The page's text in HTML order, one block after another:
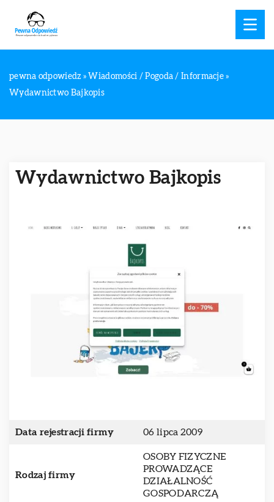
pewna odpowiedz » Wiadomości / Pogoda / Informacje »
Wydawnictwo Bajkopis
Wydawnictwo Bajkopis
Data rejestracji firmy 06 lipca 2009
Rodzaj firmy
OSOBY FIZYCZNE
PROWADZĄCE
DZIAŁALNOŚĆ
GOSPODARCZĄ